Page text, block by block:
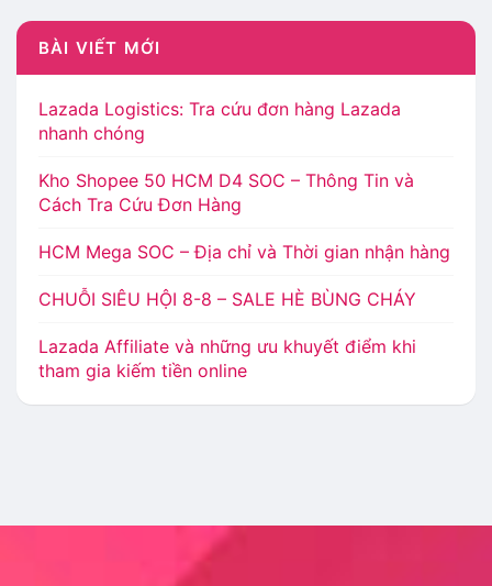
BÀI VIẾT MỚI
Lazada Logistics: Tra cứu đơn hàng Lazada
nhanh chóng
Kho Shopee 50 HCM D4 SOC – Thông Tin và
Cách Tra Cứu Đơn Hàng
HCM Mega SOC – Địa chỉ và Thời gian nhận hàng
CHUỖI SIÊU HỘI 8-8 – SALE HÈ BÙNG CHÁY
Lazada Affiliate và những ưu khuyết điểm khi
tham gia kiếm tiền online